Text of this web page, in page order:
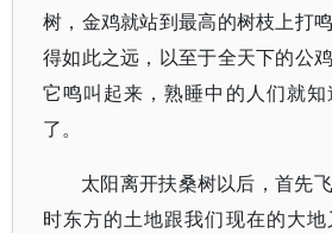
树，金鸡就站到最高的树枝上打
得如此之远，以至于全天下的公
它鸣叫起来，熟睡中的人们就
了。
太阳离开扶桑树以后，首先
时东方的土地跟我们现在的大